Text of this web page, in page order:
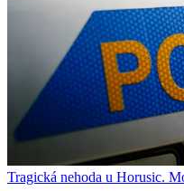
Tragická nehoda u Horusic.